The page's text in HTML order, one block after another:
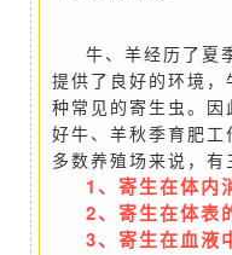
牛、羊经历了夏
提供了良好的环境
种常见的寄生虫。
好牛、羊秋季育肥工
多数养殖场来说，有
1、寄生在体内
2、寄生在体表
3、 寄生在血液